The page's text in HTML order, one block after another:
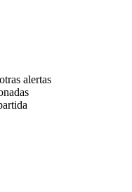
alertas